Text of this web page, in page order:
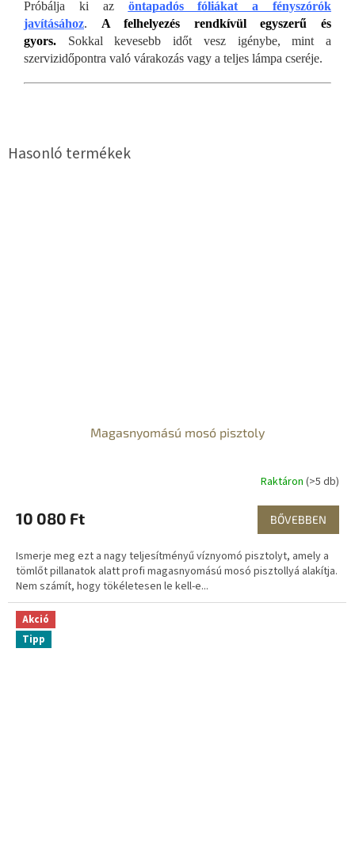
Próbálja ki az öntapadós fóliákat a fényszórók
javításához. A felhelyezés rendkívül egyszerűés
gyors. Sokkal kevesebb időt vesz igénybe, mint a
szervizidőpontra való várakozás vagy a teljes lámpa cseréje.
Magasnyomású mosó pisztoly
Raktáron (>5 db)
10 080 Ft BŐVEBBEN
Ismerje meg ezt a nagy teljesítményű víznyomó pisztolyt, amely a
tömlőt pillanatok alatt profi magasnyomású mosó pisztollyá alakítja.
Nem számít, hogy tökéletesen le kell-e...
Akció
Tipp